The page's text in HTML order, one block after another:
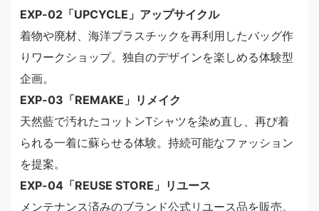
EXP-02「UPCYCLE」アップサイクル
着物や廃材、海洋プラスチックを再利用したバッグ作
りワークショップ。独自のデザインを楽しめる体験型
企画。
EXP-03「REMAKE」リメイク
天然藍で汚れたコットンTシャツを染め直し、再び着
られる一着に蘇らせる体験。持続可能なファッション
を提案。
EXP-04「REUSE STORE」リユース
メンテナンス済みのブランド公式リユース品を販売。